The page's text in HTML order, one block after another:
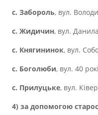
с. Забороль, вул.
с. Жидичин, вул.
с. Княгининок, вул.
с. Боголюби, вул. 40
с. Прилуцьке, вул.
4) за допомогою